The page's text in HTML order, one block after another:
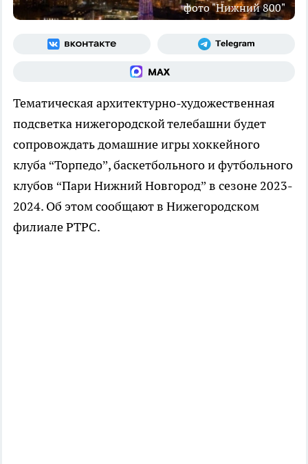
фото "Нижний 800"
Тематическая архитектурно-художественная
подсветка нижегородской телебашни будет
сопровождать домашние игры хоккейного
клуба “Торпедо”, баскетбольного и футбольного
клубов “Пари Нижний Новгород” в сезоне 2023-
2024. Об этом сообщают в Нижегородском
филиале РТРС.